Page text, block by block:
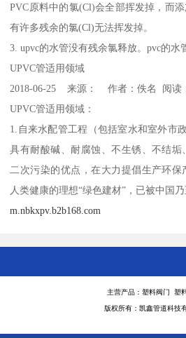
PVC原料中的氯(Cl)会全部挥发掉，而
有许多残余的氯(Cl)无法挥发掉。
3. upvc的水管没有残余氯释放。pvc的水
UPVC管适用领域
2018-06-25 来源： 作者：佚名 阅读
UPVC管适用领域：
1.自来水配管工程（包括室水和室外市
具有耐酸碱、耐腐蚀、不生锈、不结垢
二次污染的优点，在大力提倡生产环
人类健康的理想“绿色建材”，已被中国
m.nbkxpv.b2b168.com
主营产品：塑料阀门 塑
版权所有：凯鑫管道科技